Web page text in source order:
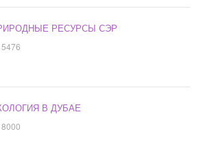
РЕСУРСЫ СЭР
5476
В ДУБАЕ
8000